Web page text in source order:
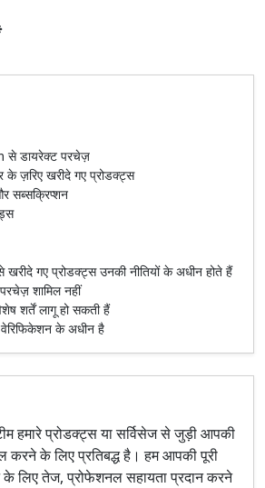
से डायरेक्ट परचेज़
के ज़रिए खरीदे गए प्रोडक्ट्स
सब्सक्रिप्शन
खरीदे गए प्रोडक्ट्स उनकी नीतियों के अधीन होते हैं
परचेज़ शामिल नहीं
शर्तें लागू हो सकती हैं
के अधीन है
हमारे प्रोडक्ट्स या सर्विसेज से जुड़ी आपकी
करने के लिए प्रतिबद्ध है। हम आपकी पूरी
के लिए तेज, प्रोफेशनल सहायता प्रदान करने